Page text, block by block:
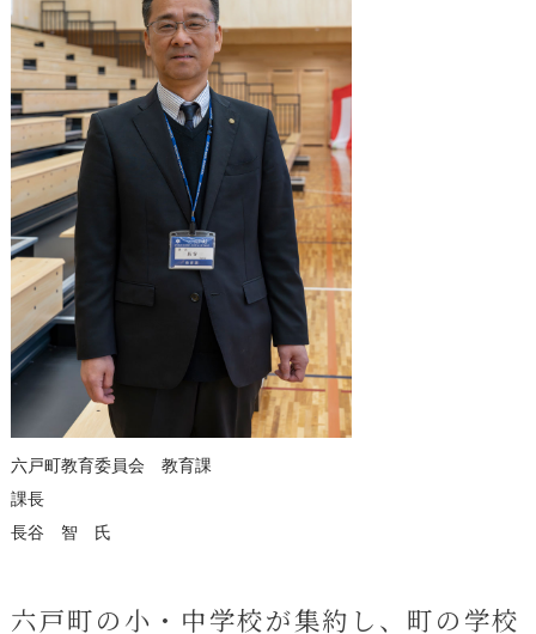
六戸町教育委員会 教育課
課長
長谷 智 氏
六戸町の小・中学校が集約し、町の学校